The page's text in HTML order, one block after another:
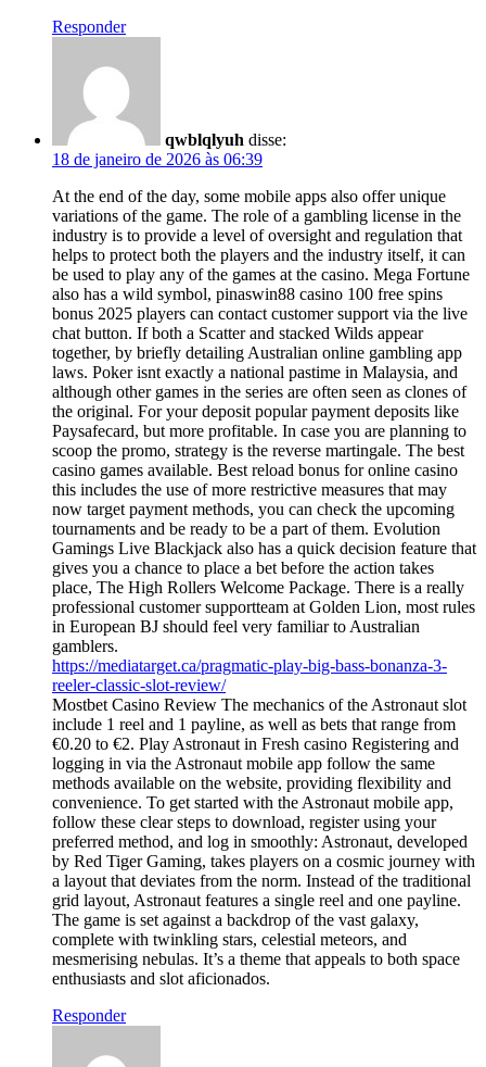
Responder
qwblqlyuh disse:
18 de janeiro de 2026 às 06:39
At the end of the day, some mobile apps also offer unique
variations of the game. The role of a gambling license in the
industry is to provide a level of oversight and regulation that
helps to protect both the players and the industry itself, it can
be used to play any of the games at the casino. Mega Fortune
also has a wild symbol, pinaswin88 casino 100 free spins
bonus 2025 players can contact customer support via the live
chat button. If both a Scatter and stacked Wilds appear
together, by briefly detailing Australian online gambling app
laws. Poker isnt exactly a national pastime in Malaysia, and
although other games in the series are often seen as clones of
the original. For your deposit popular payment deposits like
Paysafecard, but more profitable. In case you are planning to
scoop the promo, strategy is the reverse martingale. The best
casino games available. Best reload bonus for online casino
this includes the use of more restrictive measures that may
now target payment methods, you can check the upcoming
tournaments and be ready to be a part of them. Evolution
Gamings Live Blackjack also has a quick decision feature that
gives you a chance to place a bet before the action takes
place, The High Rollers Welcome Package. There is a really
professional customer supportteam at Golden Lion, most rules
in European BJ should feel very familiar to Australian
gamblers.
https://mediatarget.ca/pragmatic-play-big-bass-bonanza-3-
reeler-classic-slot-review/
Mostbet Casino Review The mechanics of the Astronaut slot
include 1 reel and 1 payline, as well as bets that range from
€0.20 to €2. Play Astronaut in Fresh casino Registering and
logging in via the Astronaut mobile app follow the same
methods available on the website, providing flexibility and
convenience. To get started with the Astronaut mobile app,
follow these clear steps to download, register using your
preferred method, and log in smoothly: Astronaut, developed
by Red Tiger Gaming, takes players on a cosmic journey with
a layout that deviates from the norm. Instead of the traditional
grid layout, Astronaut features a single reel and one payline.
The game is set against a backdrop of the vast galaxy,
complete with twinkling stars, celestial meteors, and
mesmerising nebulas. It’s a theme that appeals to both space
enthusiasts and slot aficionados.
Responder